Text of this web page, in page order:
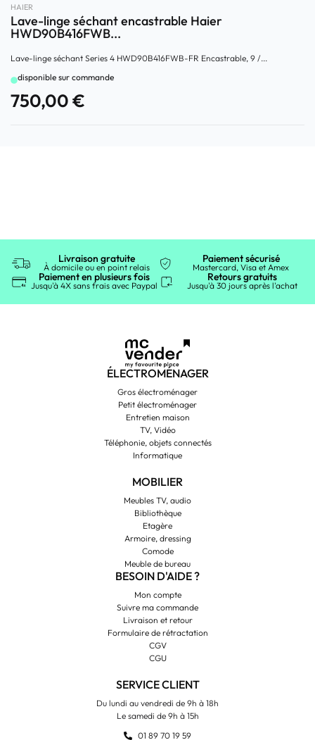
HAIER
Lave-linge séchant encastrable Haier
HWD90B416FWB...
Lave-linge séchant Series 4 HWD90B416FWB-FR Encastrable, 9 /...
disponible sur commande
750,00€
Livraison gratuite
À domicile ou en point relais
Paiement sécurisé
Mastercard, Visa et Amex
Paiement en plusieurs fois
Jusqu'à 4X sans frais avec Paypal
Retours gratuits
Jusqu'à 30 jours après l'achat
ÉLECTROMÉNAGER
Gros électroménager
Petit électroménager
Entretien maison
TV, Vidéo
Téléphonie, objets connectés
Informatique
MOBILIER
Meubles TV, audio
Bibliothèque
Etagère
Armoire, dressing
Comode
Meuble de bureau
BESOIN D'AIDE ?
Mon compte
Suivre ma commande
Livraison et retour
Formulaire de rétractation
CGV
CGU
SERVICE CLIENT
Du lundi au vendredi de 9h à 18h
Le samedi de 9h à 15h
01 89 70 19 59